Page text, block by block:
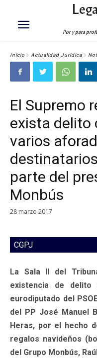
Por y para
Inicio Actualidad Jurídica
El Supremo
exista delito
varios
parte del
Monbús
28 marzo 2017
CGPJ
La Sala II del
existencia de
eurodiputado del
del PP José Manuel
Heras, por el hecho
regalos navideños
del Grupo Monbús,